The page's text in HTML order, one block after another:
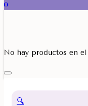
0
No hay productos en
🔍